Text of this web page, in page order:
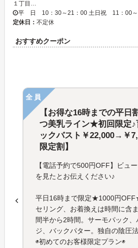
１丁目…
平 日 10：30～21：00 土日祝 11：00～
定休日： 不定休
おすすめクーポン
全員
【お得な16時までの平
つ美乳ライン★初回限定♪
ックバスト￥22,000→￥
限定割】
【電話予約で500円OFF】ビュ
を見たとお伝えください♪
平日16時まで限定★1000円
セリング、お着換えは時間に含
間半から2時間。サーモパック
ジ、バックパター。独自の陰圧
◉初めてのお客様限定プラン◉